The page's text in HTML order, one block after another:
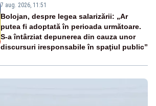
7 aug. 2026, 11:51
Bolojan, despre legea salarizării: „Ar
putea fi adoptată în perioada următoare.
S-a întârziat depunerea din cauza unor
discursuri iresponsabile în spaţiul public”